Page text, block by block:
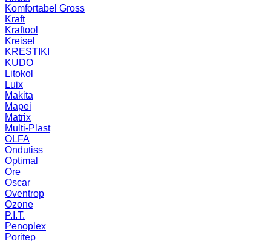
Komfortabel Gross
Kraft
Kraftool
Kreisel
KRESTIKI
KUDO
Litokol
Luix
Makita
Mapei
Matrix
Multi-Plast
OLFA
Ondutiss
Optimal
Ore
Oscar
Oventrop
Ozone
P.I.T.
Penoplex
Poritep